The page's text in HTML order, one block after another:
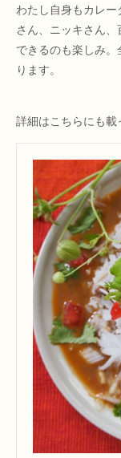
わたし自身もカレ
さん、ニッキさん
できるのも楽しみ
ります。
詳細はこちらにも載